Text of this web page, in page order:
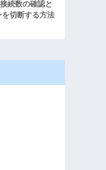
続数の確認と
切断する方法